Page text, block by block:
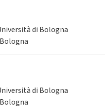
di Bologna
di Bologna